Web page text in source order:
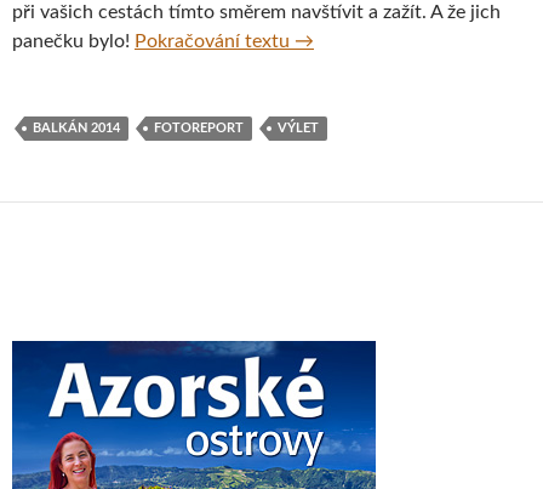
při vašich cestách tímto směrem navštívit a zažít. A že jich
panečku bylo! Pokračování textu Balkán 2014 – fotoreport z
→
BALKÁN 2014 FOTOREPORT VÝLET